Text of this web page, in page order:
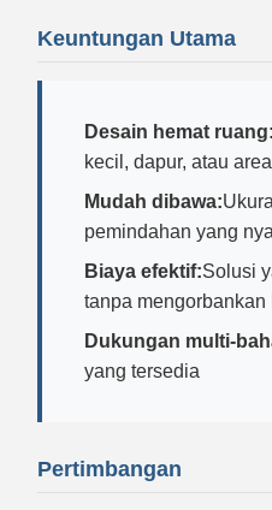
Keuntungan Utama
Desain hemat ruang:
kecil, dapur, atau
Mudah dibawa:
pemindahan yang
Biaya efektif:Solusi
tanpa mengorbankan
Dukungan multi-
yang tersedia
Pertimbangan